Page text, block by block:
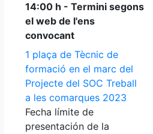
14:00 h - Termini segons
el web de l'ens
convocant
1 plaça de Tècnic de
formació en el marc del
Projecte del SOC Treball
a les comarques 2023
Fecha límite de
presentación de la